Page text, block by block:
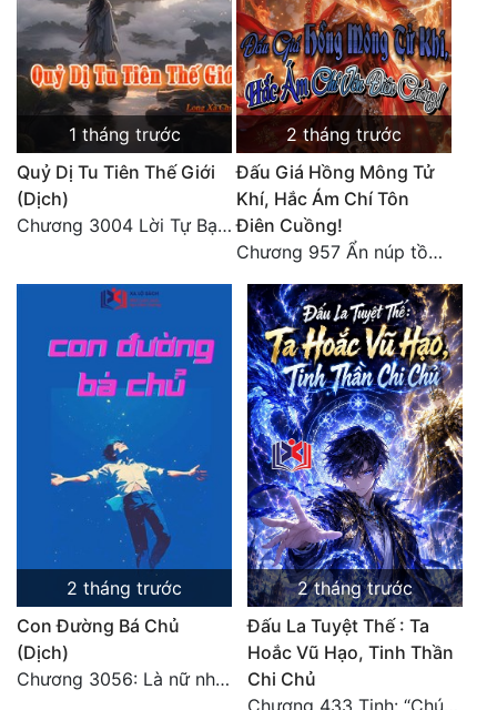
1 tháng trước
Quỷ Dị Tu Tiên Thế Giới
(Dịch)
Chương 3004 Lời Tự Bạch Kết Thúc
2 tháng trước
Đấu Giá Hồng Mông Tử
Khí, Hắc Ám Chí Tôn
Điên Cuồng!
Chương 957 Ẩn núp tồn tại
2 tháng trước
Con Đường Bá Chủ
(Dịch)
Chương 3056: Là nữ nhân
2 tháng trước
Đấu La Tuyệt Thế : Ta
Hoắc Vũ Hạo, Tinh Thần
Chi Chủ